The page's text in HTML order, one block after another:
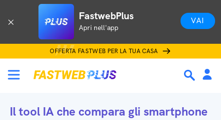
FastwebPlus
Apri nell'app
VAI
OFFERTA FASTWEB PER LA TUA CASA
Il tool IA che compara gli smartphone